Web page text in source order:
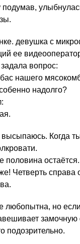
подумав,
девушка с
ее
вопрос:
нашего
надолго?
Когда
половина остаётся.
Четверть справа
любопытна, но
замочную
подозрительно.